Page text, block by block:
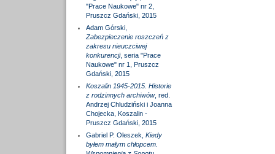
"Prace Naukowe" nr 2,
Pruszcz Gdański, 2015
Adam Górski,
Zabezpieczenie roszczeń z
zakresu nieuczciwej
konkurencji, seria "Prace
Naukowe" nr 1, Pruszcz
Gdański, 2015
Koszalin 1945-2015. Historie
z rodzinnych archiwów, red.
Andrzej Chludziński i Joanna
Chojecka, Koszalin -
Pruszcz Gdański, 2015
Gabriel P. Oleszek, Kiedy
byłem małym chłopcem.